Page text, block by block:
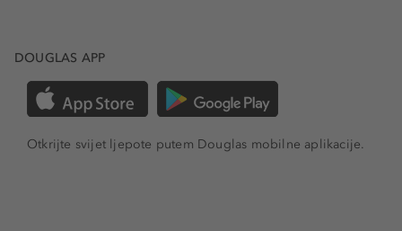
DOUGLAS APP
Otkrijte svijet ljepote putem Douglas mobilne aplikacije.